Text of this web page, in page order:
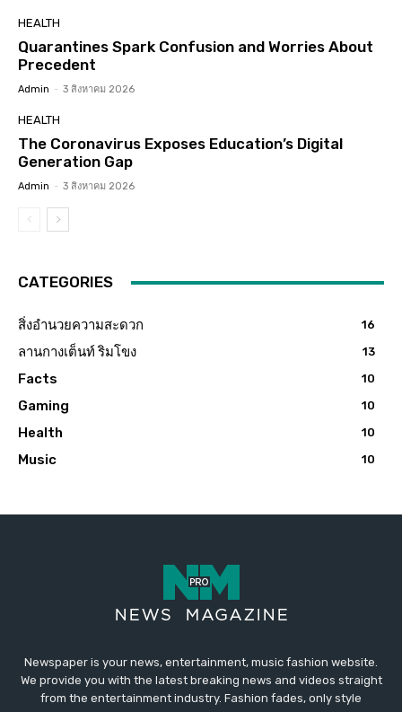
HEALTH
Quarantines Spark Confusion and Worries About
Precedent
Admin - 3 สิงหาคม 2026
HEALTH
The Coronavirus Exposes Education’s Digital
Generation Gap
Admin - 3 สิงหาคม 2026
CATEGORIES
สิ่งอำนวยความสะดวก 16
ลานกางเต็นท์ ริมโขง 13
Facts 10
Gaming 10
Health 10
Music 10
Newspaper is your news, entertainment, music fashion website.
We provide you with the latest breaking news and videos straight
from the entertainment industry. Fashion fades, only style